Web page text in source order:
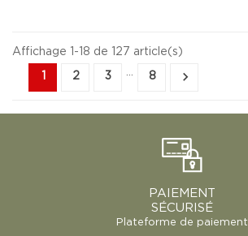
Affichage 1-18 de 127 article(s)
2 3 … 8 
PAIEMENT
SÉCURISÉ
Plateforme de paiement